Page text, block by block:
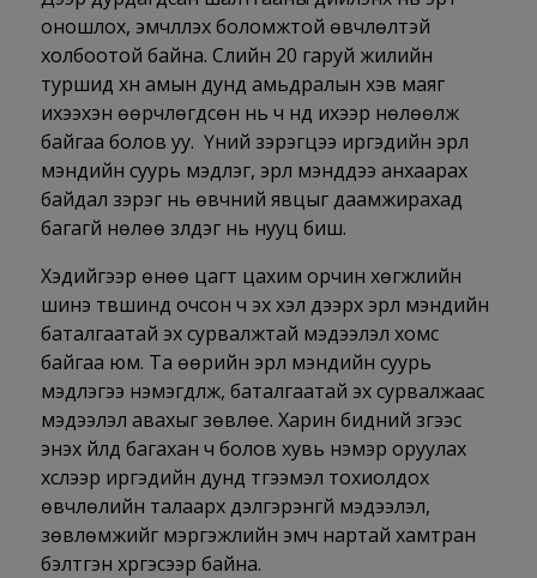
оношлох, эмчлүүлэх боломжтой өвчлөлтэй
холбоотой байна. Сүүлийн 20 гаруй жилийн
туршид хүн амын дунд амьдралын хэв маяг
ихээхэн өөрчлөгдсөн нь ч үүнд ихээр нөлөөлж
байгаа болов уу. Үүний зэрэгцээ иргэдийн эрүүл
мэндийн суурь мэдлэг, эрүүл мэнддээ анхаарах
байдал зэрэг нь өвчний явцыг даамжирахад
багагүй нөлөө үзүүлдэг нь нууц биш.
Хэдийгээр өнөө цагт цахим орчин хөгжлийн
шинэ түвшинд очсон ч эх хэл дээрх эрүүл мэндийн
баталгаатай эх сурвалжтай мэдээлэл хомс
байгаа юм. Та өөрийн эрүүл мэндийн суурь
мэдлэгээ нэмэгдүүлж, баталгаатай эх сурвалжаас
мэдээлэл авахыг зөвлөе. Харин бидний зүгээс
энэхүү үйлд багахан ч болов хувь нэмэр оруулах
хүслээр иргэдийн дунд түгээмэл тохиолдох
өвчлөлийн талаарх дэлгэрэнгүй мэдээлэл,
зөвлөмжийг мэргэжлийн эмч нартай хамтран
бэлтгэн хүргэсээр байна.